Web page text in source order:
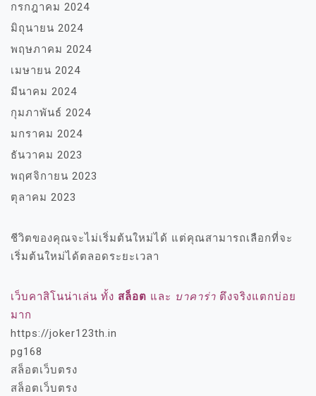
กรกฎาคม 2024
มิถุนายน 2024
พฤษภาคม 2024
เมษายน 2024
มีนาคม 2024
กุมภาพันธ์ 2024
มกราคม 2024
ธันวาคม 2023
พฤศจิกายน 2023
ตุลาคม 2023
ชีวิตของคุณจะไม่เริ่มต้นใหม่ได้ แต่คุณสามารถเลือกที่จะ
เริ่มต้นใหม่ได้ตลอดระยะเวลา
เว็บคาสิโนน่าเล่น ทั้ง สล็อต และ บาคาร่า ตึงจริงแตกบ่อย
มาก
https://joker123th.in
pg168
สล็อตเว็บตรง
สล็อตเว็บตรง